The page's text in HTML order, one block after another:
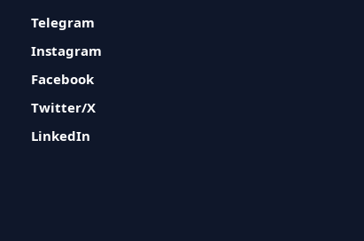
Telegram
Instagram
Facebook
Twitter/X
LinkedIn